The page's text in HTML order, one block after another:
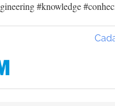
#knowledge